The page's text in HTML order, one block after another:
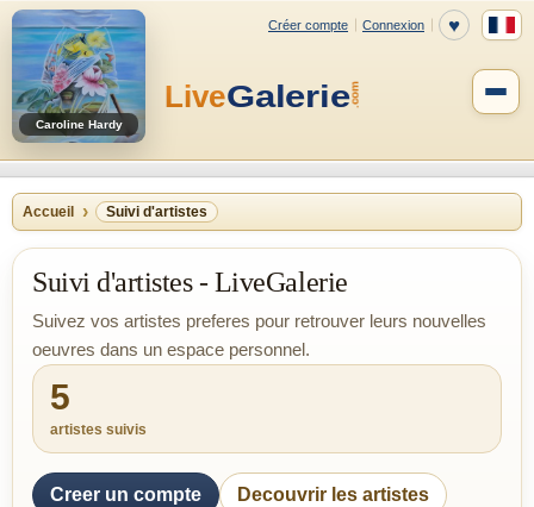
Caroline Hardy
Accueil Suivi d'artistes
Suivi d'artistes - LiveGalerie
Suivez vos artistes preferes pour retrouver leurs nouvelles
oeuvres dans un espace personnel.
5
artistes suivis
Creer un compte Decouvrir les artistes